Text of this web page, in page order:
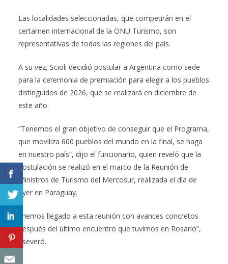
Las localidades seleccionadas, que competirán en el
certamen internacional de la ONU Turismo, son
representativas de todas las regiones del país.
A su vez, Scioli decidió postular a Argentina como sede
para la ceremonia de premiación para elegir a los pueblos
distinguidos de 2026, que se realizará en diciembre de
este año.
“Tenemos el gran objetivo de conseguir que el Programa,
que moviliza 600 pueblos del mundo en la final, se haga
en nuestro país”, dijo el funcionario, quien reveló que la
postulación se realizó en el marco de la Reunión de
Ministros de Turismo del Mercosur, realizada el día de
ayer en Paraguay.
“Hemos llegado a esta reunión con avances concretos
después del último encuentro que tuvimos en Rosario”,
aseveró.